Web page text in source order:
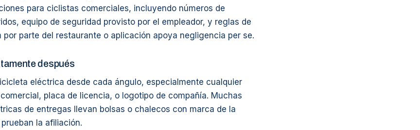
para ciclistas comerciales, incluyendo números de
equipo de seguridad provisto por el empleador, y reglas de
por parte del restaurante o aplicación apoya negligencia per se.
después
eléctrica desde cada ángulo, especialmente cualquier
placa de licencia, o logotipo de compañía. Muchas
de entregas llevan bolsas o chalecos con marca de la
la afiliación.